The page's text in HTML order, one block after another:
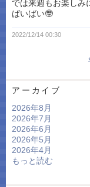
では来週もお楽しみ
ばいばい🤓
2022/12/14 00:30
アーカイブ
2026年8月
2026年7月
2026年6月
2026年5月
2026年4月
もっと読む